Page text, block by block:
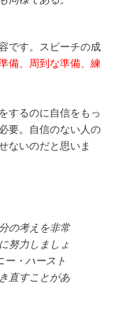
です。スピーチの成
備、周到な準備、練
するのに自信をもっ
要。自信のない人の
ないのだと思いま
の考えを非常
努力しましょ
ー・ハースト
直すことがあ